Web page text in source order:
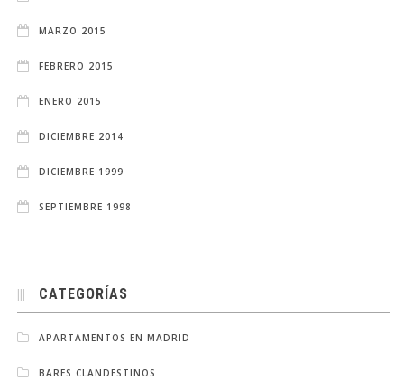
MARZO 2015
FEBRERO 2015
ENERO 2015
DICIEMBRE 2014
DICIEMBRE 1999
SEPTIEMBRE 1998
CATEGORÍAS
APARTAMENTOS EN MADRID
BARES CLANDESTINOS